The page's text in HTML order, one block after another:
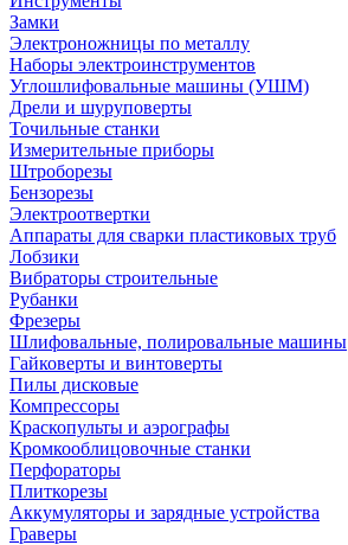
Замки
Электроножницы по металлу
Наборы электроинструментов
Углошлифовальные машины (УШМ)
Дрели и шуруповерты
Точильные станки
Измерительные приборы
Штроборезы
Бензорезы
Электроотвертки
Аппараты для сварки пластиковых труб
Лобзики
Вибраторы строительные
Рубанки
Фрезеры
Шлифовальные, полировальные машины
Гайковерты и винтоверты
Пилы дисковые
Компрессоры
Краскопульты и аэрографы
Кромкооблицовочные станки
Перфораторы
Плиткорезы
Аккумуляторы и зарядные устройства
Граверы